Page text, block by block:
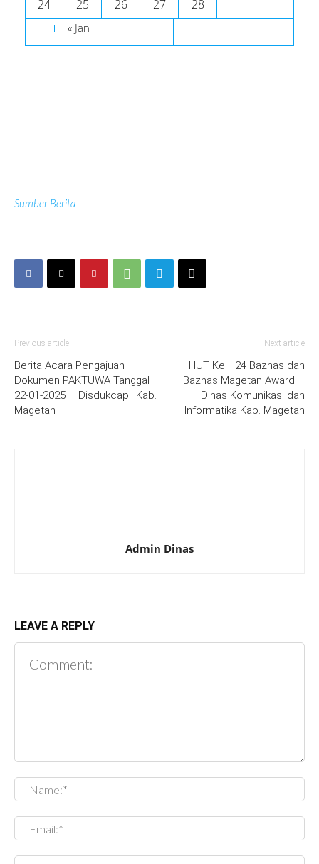
24 25 26 27 28
« Jan
Sumber Berita
Previous article
Berita Acara Pengajuan
Dokumen PAKTUWA Tanggal
22-01-2025 – Disdukcapil Kab.
Magetan
Next article
HUT Ke– 24 Baznas dan
Baznas Magetan Award –
Dinas Komunikasi dan
Informatika Kab. Magetan
Admin Dinas
LEAVE A REPLY